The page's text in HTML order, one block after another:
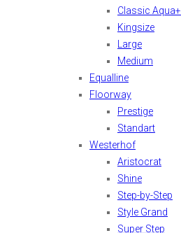
Classic Aqua+
Kingsize
Large
Medium
Equalline
Floorway
Prestige
Standart
Westerhof
Aristocrat
Shine
Step-by-Step
Style Grand
Super Step